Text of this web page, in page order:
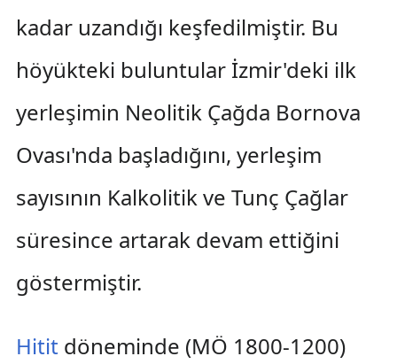
kadar uzandığı keşfedilmiştir. Bu
höyükteki buluntular İzmir'deki ilk
yerleşimin Neolitik Çağda Bornova
Ovası'nda başladığını, yerleşim
sayısının Kalkolitik ve Tunç Çağlar
süresince artarak devam ettiğini
göstermiştir.
Hititdöneminde (MÖ 1800-1200)